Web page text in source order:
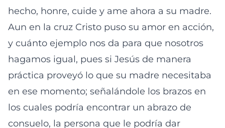
hecho, honre, cuide y ame ahora a su madre.
Aun en la cruz Cristo puso su amor en acción,
y cuánto ejemplo nos da para que nosotros
hagamos igual, pues si Jesús de manera
práctica proveyó lo que su madre necesitaba
en ese momento; señalándole los brazos en
los cuales podría encontrar un abrazo de
consuelo, la persona que le podría dar